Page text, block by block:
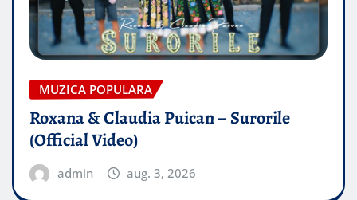
MUZICA POPULARA
Roxana & Claudia Puican – Surorile
(Official Video)
admin aug. 3, 2026